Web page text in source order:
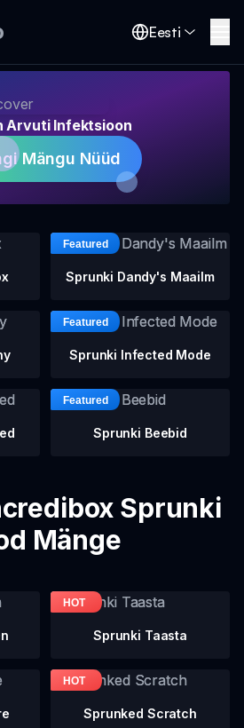
Eesti
Arvuti Infektsioon
Mängu Nüüd
Sprunki Dandy's Maailm
Sprunki Infected Mode
Sprunki Beebid
Sprunki
Mänge
Sprunki Taasta
Sprunked Scratch